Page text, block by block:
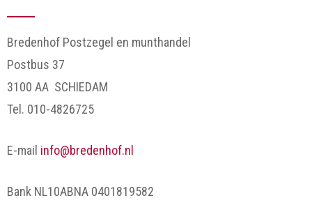
Bredenhof Postzegel en munthandel
Postbus 37
3100 AA SCHIEDAM
Tel. 010-4826725
E-mail info@bredenhof.nl
Bank NL10ABNA 0401819582